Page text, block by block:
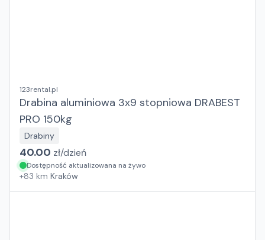
123rental.pl
Drabina aluminiowa 3x9 stopniowa DRABEST
PRO 150kg
Drabiny
40.00 zł/dzień
Dostępność aktualizowana na żywo
+83 km Kraków